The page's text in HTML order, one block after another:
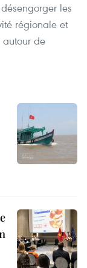
les
régionale et
de